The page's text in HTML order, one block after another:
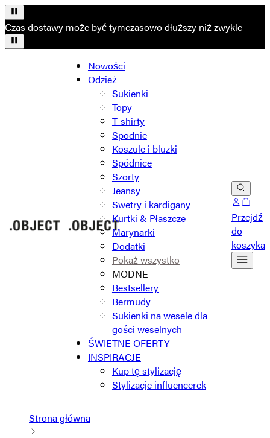
Czas dostawy może być tymczasowo dłuższy niż zwykle
Nowości
Odzież
Sukienki
Topy
T-shirty
Spodnie
Koszule i bluzki
Spódnice
Szorty
Jeansy
Swetry i kardigany
Kurtki & Płaszcze
Marynarki
Dodatki
Pokaż wszystko
MODNE
Bestsellery
Bermudy
Sukienki na wesele dla
gości weselnych
ŚWIETNE OFERTY
INSPIRACJE
Kup tę stylizację
Stylizacje influencerek
Przejdź
do
koszyka
Strona główna